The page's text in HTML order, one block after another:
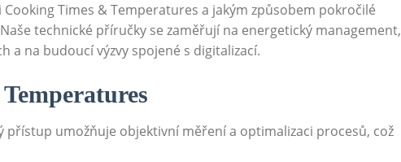
Times & Temperatures a jakým způsobem pokročilé
technické příručky se zaměřují na energetický management,
a na budoucí výzvy spojené s digitalizací.
přístup umožňuje objektivní měření a optimalizaci procesů, což